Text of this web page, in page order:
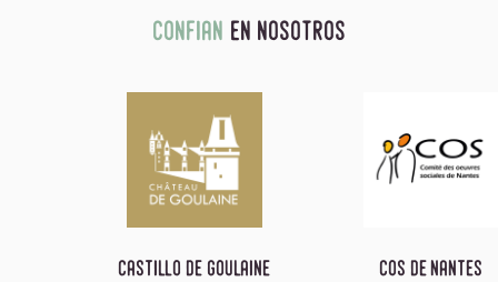
confian en nosotros
castillo de goulaine cos de nantes